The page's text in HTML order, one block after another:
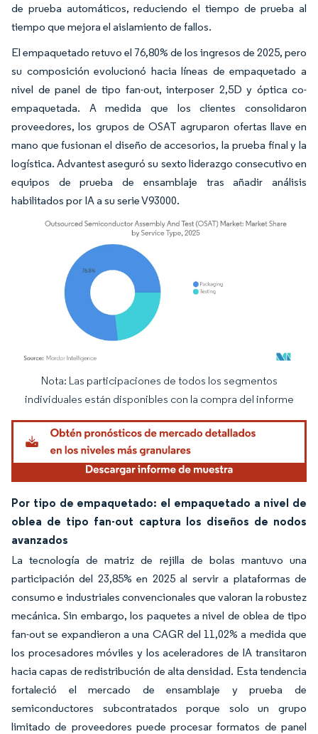
de prueba automáticos, reduciendo el tiempo de prueba al
tiempo que mejora el aislamiento de fallos.
El empaquetado retuvo el 76,80% de los ingresos de 2025, pero
su composición evolucionó hacia líneas de empaquetado a
nivel de panel de tipo fan-out, interposer 2,5D y óptica co-
empaquetada. A medida que los clientes consolidaron
proveedores, los grupos de OSAT agruparon ofertas llave en
mano que fusionan el diseño de accesorios, la prueba final y la
logística. Advantest aseguró su sexto liderazgo consecutivo en
equipos de prueba de ensamblaje tras añadir análisis
habilitados por IA a su serie V93000.
Imagen © Mordor Intelligence. El uso requiere atribución según CC BY 4.0.
Nota: Las participaciones de todos los segmentos
individuales están disponibles con la compra del informe
Por tipo de empaquetado: el empaquetado a nivel de
oblea de tipo fan-out captura los diseños de nodos
avanzados
La tecnología de matriz de rejilla de bolas mantuvo una
participación del 23,85% en 2025 al servir a plataformas de
consumo e industriales convencionales que valoran la robustez
mecánica. Sin embargo, los paquetes a nivel de oblea de tipo
fan-out se expandieron a una CAGR del 11,02% a medida que
los procesadores móviles y los aceleradores de IA transitaron
hacia capas de redistribución de alta densidad. Esta tendencia
fortaleció el mercado de ensamblaje y prueba de
semiconductores subcontratados porque solo un grupo
limitado de proveedores puede procesar formatos de panel